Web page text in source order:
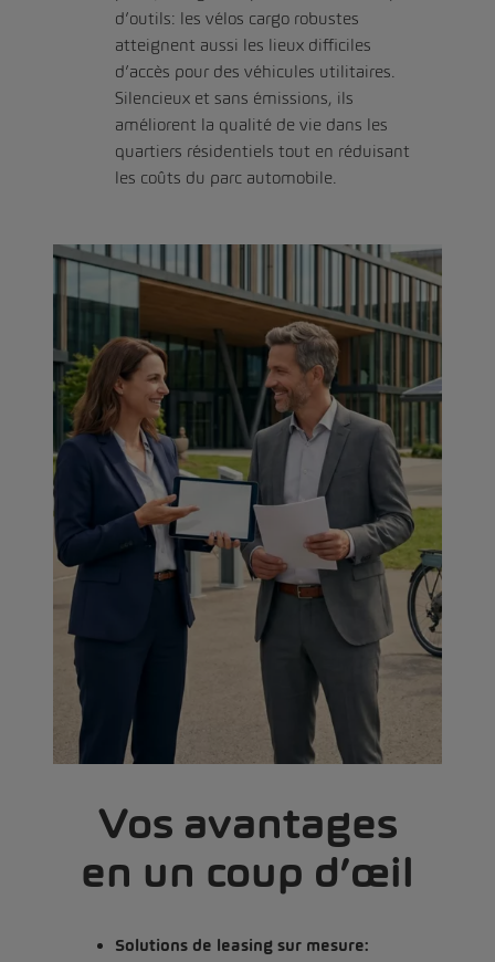
d’outils: les vélos cargo robustes
atteignent aussi les lieux difficiles
d’accès pour des véhicules utilitaires.
Silencieux et sans émissions, ils
améliorent la qualité de vie dans les
quartiers résidentiels tout en réduisant
les coûts du parc automobile.
Vos avantages
en un coup d’œil
Solutions de leasing sur mesure: